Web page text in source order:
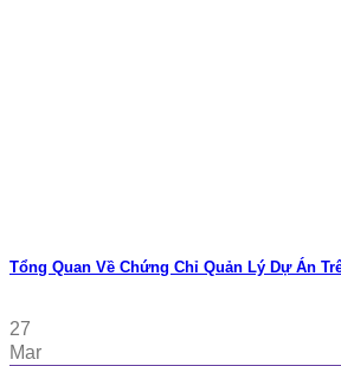
Tổng Quan Về Chứng Chỉ Quản Lý Dự Án
27
Mar